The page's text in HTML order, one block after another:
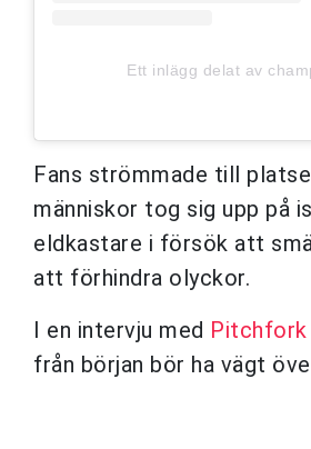
Ett inlägg delat av
Fans strömmade till
människor tog sig upp på
eldkastare i försök att
att förhindra olyckor.
I en intervju med Pitchfork
från början bör ha vägt